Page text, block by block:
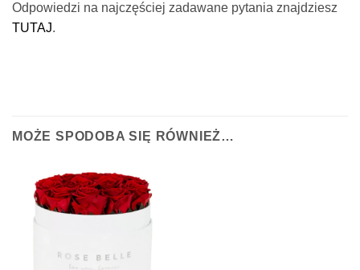
Odpowiedzi na najczęściej zadawane pytania znajdziesz
TUTAJ.
MOŻE SPODOBA SIĘ RÓWNIEŻ…